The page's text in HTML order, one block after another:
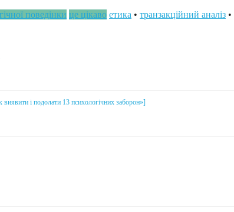
поведінки це цікаво етика • транзакційний аналіз •
і подолати 13 психологічних заборон»]